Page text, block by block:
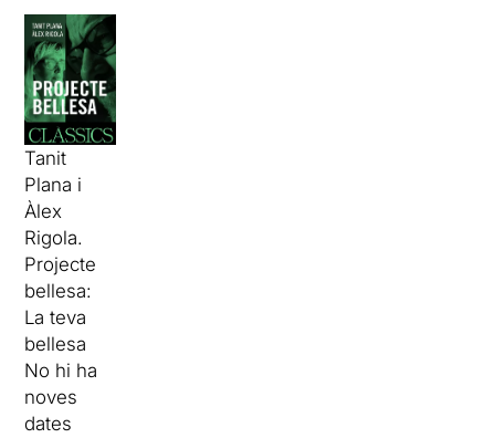
Tanit
Plana i
Àlex
Rigola.
Projecte
bellesa:
La teva
bellesa
No hi ha
noves
dates